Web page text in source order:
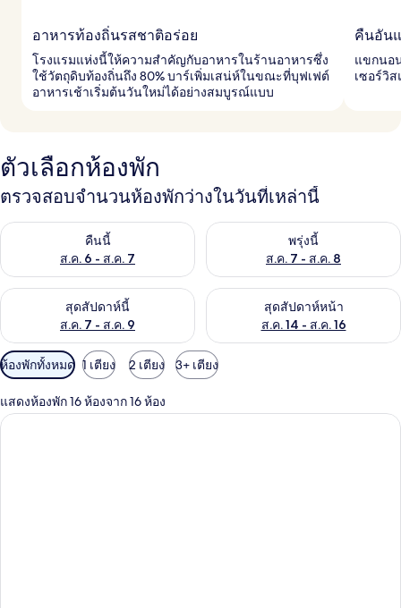
อาหารท้องถิ่นรสชาติอร่อย
โรงแรมแห่งนี้ให้ความสำคัญกับอาหารในร้านอาหารซึ่ง
ใช้วัตถุดิบท้องถิ่นถึง 80% บาร์เพิ่มเสน่ห์ในขณะที่บุฟเฟต์
อาหารเช้าเริ่มต้นวันใหม่ได้อย่างสมบูรณ์แบบ
คืนอัน
แขกนอ
เซอร์วิ
ตัวเลือกห้องพัก
ตรวจสอบจำนวนห้องพักว่างในวันที่เหล่านี้
คืนนี้
ส.ค. 6 - ส.ค. 7
ตรวจสอบจำนวนห้องพักว่างในคืนนี้ ส.ค. 6 - ส.ค. 7พรุ่งนี้
ส.ค. 7 - ส.ค. 8
ตรวจสอบจำนวนห้องพักว่างใน
สุดสัปดาห์นี้
ส.ค. 7 - ส.ค. 9
ตรวจสอบจำนวนห้องพักว่างในสุดสัปดาห์นี้ ส.ค. 7 - ส.ค. 9
สุดสัปดาห์หน้า
ส.ค. 14 - ส.ค. 16
ตรวจสอบจำนวนห้องพักว่างใน
ตัว
กรอง
ที่
มี
ห้องพักทั้งหมด 1 เตียง 2 เตียง 3+ เตียง
แสดงห้องพัก 16 ห้องจาก 16 ห้อง